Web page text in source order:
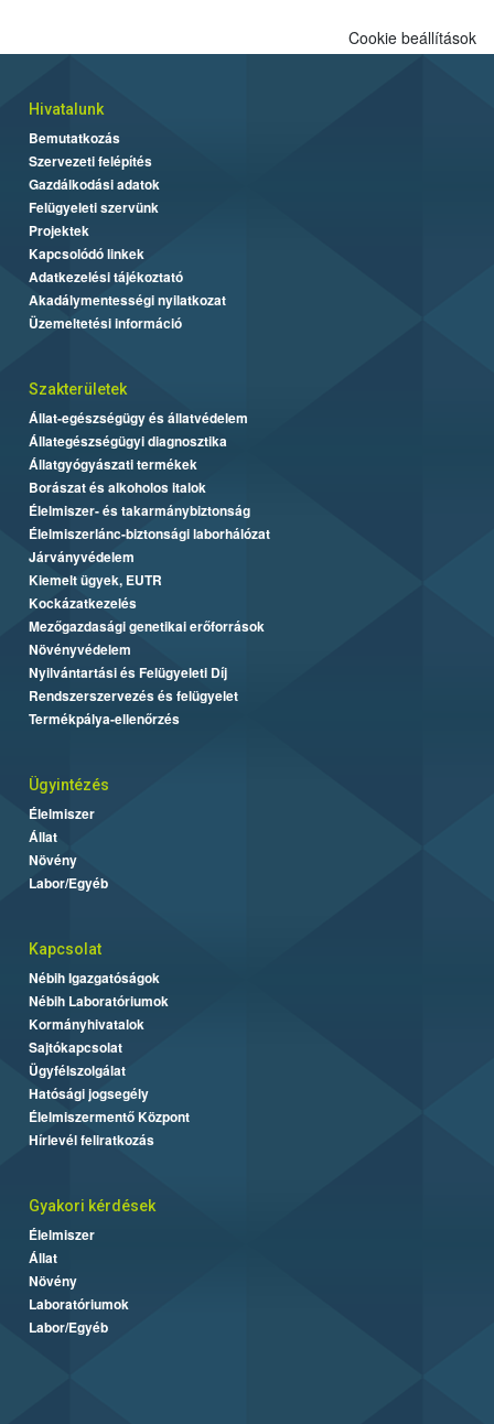
Cookie beállítások
Hivatalunk
Bemutatkozás
Szervezeti felépítés
Gazdálkodási adatok
Felügyeleti szervünk
Projektek
Kapcsolódó linkek
Adatkezelési tájékoztató
Akadálymentességi nyilatkozat
Üzemeltetési információ
Szakterületek
Állat-egészségügy és állatvédelem
Állategészségügyi diagnosztika
Állatgyógyászati termékek
Borászat és alkoholos italok
Élelmiszer- és takarmánybiztonság
Élelmiszerlánc-biztonsági laborhálózat
Járványvédelem
Kiemelt ügyek, EUTR
Kockázatkezelés
Mezőgazdasági genetikai erőforrások
Növényvédelem
Nyilvántartási és Felügyeleti Díj
Rendszerszervezés és felügyelet
Termékpálya-ellenőrzés
Ügyintézés
Élelmiszer
Állat
Növény
Labor/Egyéb
Kapcsolat
Nébih Igazgatóságok
Nébih Laboratóriumok
Kormányhivatalok
Sajtókapcsolat
Ügyfélszolgálat
Hatósági jogsegély
Élelmiszermentő Központ
Hírlevél feliratkozás
Gyakori kérdések
Élelmiszer
Állat
Növény
Laboratóriumok
Labor/Egyéb